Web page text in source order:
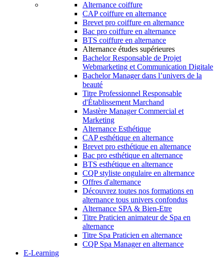
Alternance coiffure
CAP coiffure en alternance
Brevet pro coiffure en alternance
Bac pro coiffure en alternance
BTS coiffure en alternance
Alternance études supérieures
Bachelor Responsable de Projet
Webmarketing et Communication Digitale
Bachelor Manager dans l’univers de la
beauté
Titre Professionnel Responsable
d'Établissement Marchand
Mastère Manager Commercial et
Marketing
Alternance Esthétique
CAP esthétique en alternance
Brevet pro esthétique en alternance
Bac pro esthétique en alternance
BTS esthétique en alternance
CQP styliste ongulaire en alternance
Offres d'alternance
Découvrez toutes nos formations en
alternance tous univers confondus
Alternance SPA & Bien-Etre
Titre Praticien animateur de Spa en
alternance
Titre Spa Praticien en alternance
CQP Spa Manager en alternance
E-Learning